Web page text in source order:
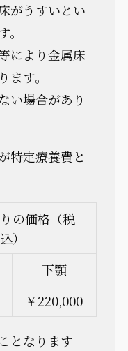
がうすいとい
により金属床
す。
い場合があり
特定療養費と
の価格（税
込）
下顎
￥220,000
となります